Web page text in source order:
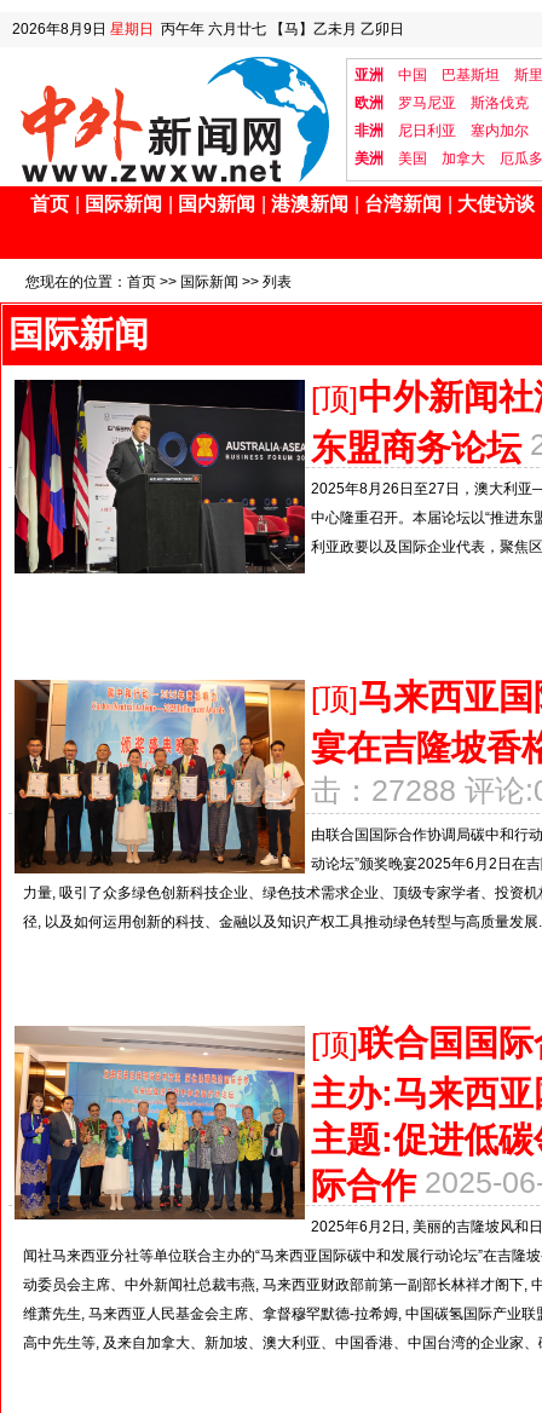
2026年8月9日 星期日 丙午年 六月廿七 【马】乙未月 乙卯日
亚洲 中国 巴基斯坦
斯
欧洲
罗马尼亚
斯洛伐克
非洲
尼日利亚
塞内加尔
美洲
美国 加拿大 厄瓜
首页 国际新闻 国内新闻 港澳新闻 台湾新闻 大使访谈
您现在的位置： 首页 >> 国际新闻 >> 列表
国际新闻
[顶]中外新闻
东盟商务论坛
2025年8月26日至27日，澳大利亚
中心隆重召开。本届论坛以“推进
利亚政要以及国际企业代表，聚焦
[顶]马来西亚
宴在吉隆坡香
击：27288 评论
由联合国国际合作协调局碳中和行
动论坛”颁奖晚宴2025年6月2日在
力量, 吸引了众多绿色创新科技企业、绿色技术需求企业、顶级专家学者、投资
径, 以及如何运用创新的科技、金融以及知识产权工具推动绿色转型与高质量发展
[顶]联合国国
主办:马来西
主题:促进低
际合作 2025-
2025年6月2日, 美丽的吉隆坡风和
闻社马来西亚分社等单位联合主办的“马来西亚国际碳中和发展行动论坛”在吉
动委员会主席、中外新闻社总裁韦燕, 马来西亚财政部前第一副部长林祥才阁下,
维萧先生, 马来西亚人民基金会主席、拿督穆罕默德-拉希姆, 中国碳氢国际产业
高中先生等, 及来自加拿大、新加坡、澳大利亚、中国香港、中国台湾的企业家、